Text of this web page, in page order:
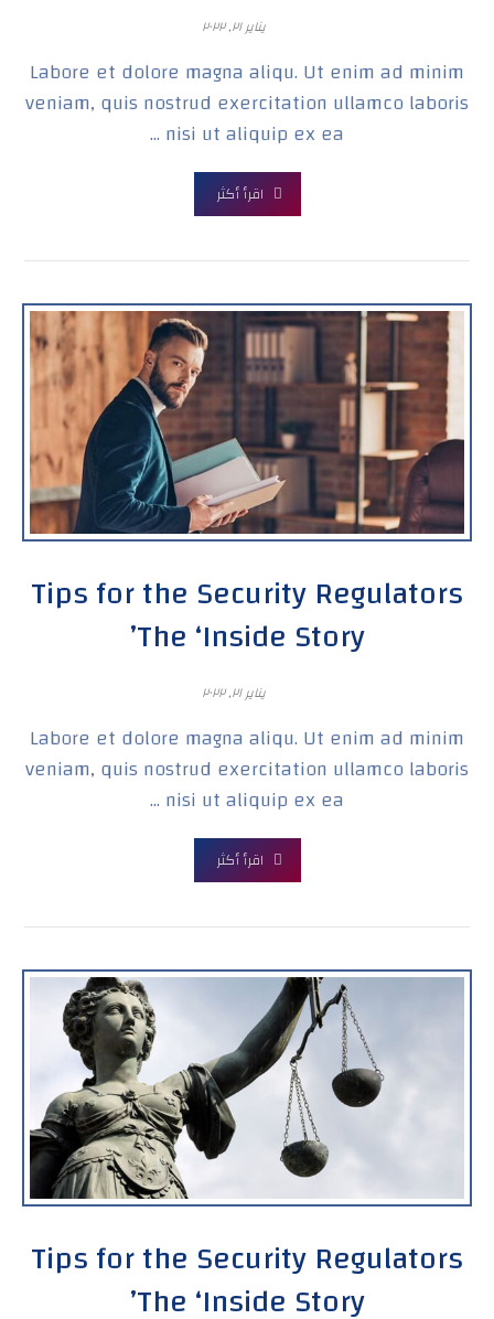
يناير ٢١, ٢٠٢٢
Labore et dolore magna aliqu. Ut enim ad minim
veniam, quis nostrud exercitation ullamco laboris
nisi ut aliquip ex ea ...
اقرأ أكثر
Tips for the Security Regulators
The ‘Inside Story’
يناير ٢١, ٢٠٢٢
Labore et dolore magna aliqu. Ut enim ad minim
veniam, quis nostrud exercitation ullamco laboris
nisi ut aliquip ex ea ...
اقرأ أكثر
Tips for the Security Regulators
The ‘Inside Story’